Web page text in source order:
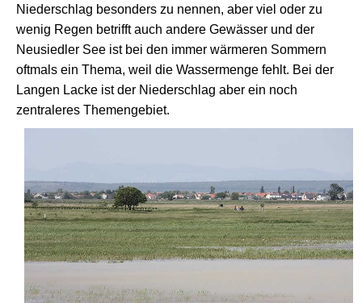
Niederschlag besonders zu nennen, aber viel oder zu
wenig Regen betrifft auch andere Gewässer und der
Neusiedler See ist bei den immer wärmeren Sommern
oftmals ein Thema, weil die Wassermenge fehlt. Bei der
Langen Lacke ist der Niederschlag aber ein noch
zentraleres Themengebiet.